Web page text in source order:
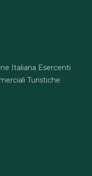
Italiana Esercenti
Turistiche